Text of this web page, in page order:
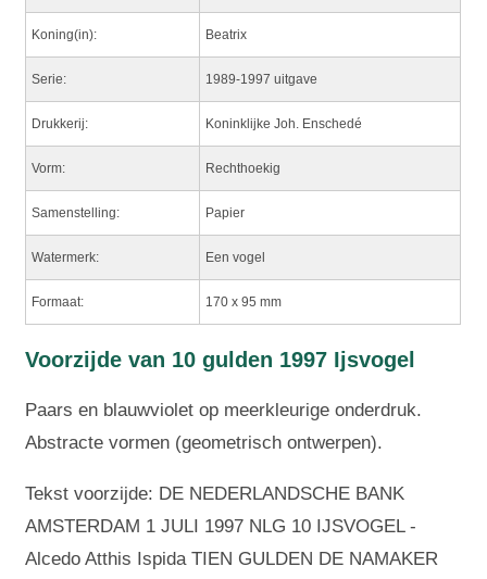
Koning(in): Beatrix
Serie: 1989-1997 uitgave
Drukkerij: Koninklijke Joh. Enschedé
Vorm: Rechthoekig
Samenstelling: Papier
Watermerk: Een vogel
Formaat: 170 x 95 mm
Voorzijde van 10 gulden 1997 Ijsvogel
Paars en blauwviolet op meerkleurige onderdruk.
Abstracte vormen (geometrisch ontwerpen).
Tekst voorzijde: DE NEDERLANDSCHE BANK
AMSTERDAM 1 JULI 1997 NLG 10 IJSVOGEL -
Alcedo Atthis Ispida TIEN GULDEN DE NAMAKER